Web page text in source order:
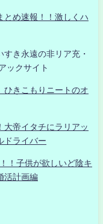
とめ速報！！激しくハ
き永遠の非リア充・
ックサイト
きこもりニートのオ
大帝イタチにラリアッ
ドライバー
！子供が欲しいど陰キ
活計画編